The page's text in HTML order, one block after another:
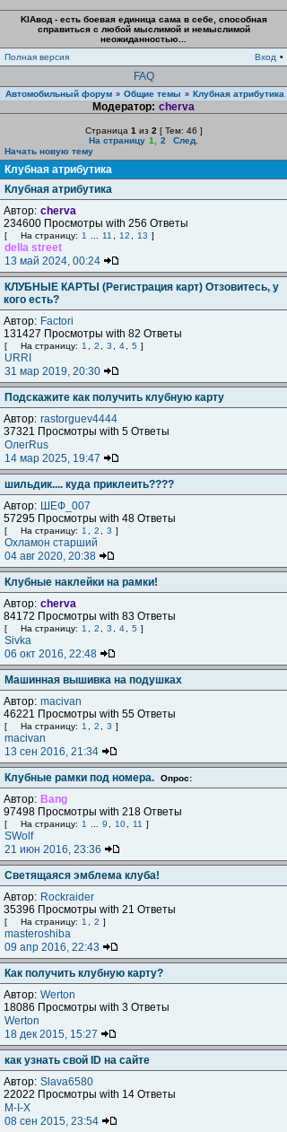
KIAвод - есть боевая единица сама в себе, способная
справиться с любой мыслимой и немыслимой
неожиданностью...
Полная версия
Вход •
FAQ
Автомобильный форум » Общие темы » Клубная атрибутика
Модератор: cherva
Страница 1 из 2 [ Тем: 46 ]
На страницу 1 2
След.
Начать новую тему
Клубная атрибутика
Клубная атрибутика
Автор: cherva
234600 Просмотры with 256 Ответы
[ На страницу: 1 11 12 13 ]
della street
13 май 2024, 00:24
КЛУБНЫЕ КАРТЫ (Регистрация карт) Отзовитесь, у
кого есть?
Автор: Factori
131427 Просмотры with 82 Ответы
[ На страницу: 1 2 3 4 5 ]
URRI
31 мар 2019, 20:30
Подскажите как получить клубную карту
Автор: rastorguev4444
37321 Просмотры with 5 Ответы
ОлегRus
14 мар 2025, 19:47
шильдик.... куда приклеить????
Автор: ШЕФ_007
57295 Просмотры with 48 Ответы
[ На страницу: 1 2 3 ]
Охламон старший
04 авг 2020, 20:38
Клубные наклейки на рамки!
Автор: cherva
84172 Просмотры with 83 Ответы
[ На страницу: 1 2 3 4 5 ]
Sivka
06 окт 2016, 22:48
Машинная вышивка на подушках
Автор: macivan
46221 Просмотры with 55 Ответы
[ На страницу: 1 2 3 ]
macivan
13 сен 2016, 21:34
Клубные рамки под номера. Опрос:
Автор: Bang
97498 Просмотры with 218 Ответы
[ На страницу: 1 9 10 11 ]
SWolf
21 июн 2016, 23:36
Светящаяся эмблема клуба!
Автор: Rockraider
35396 Просмотры with 21 Ответы
[ На страницу: 1 2 ]
masteroshiba
09 апр 2016, 22:43
Как получить клубную карту?
Автор: Werton
18086 Просмотры with 3 Ответы
Werton
18 дек 2015, 15:27
как узнать свой ID на сайте
Автор: Slava6580
22022 Просмотры with 14 Ответы
M-I-X
08 сен 2015, 23:54